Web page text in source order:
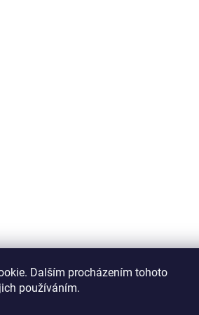
Dalším procházením tohoto
používáním.